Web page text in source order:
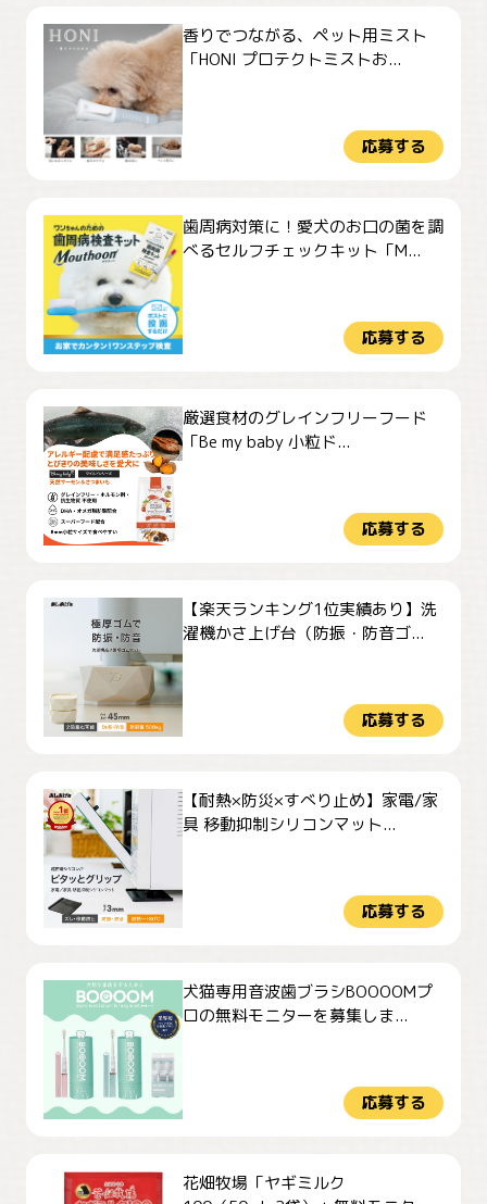
香りでつながる、ペット用ミスト
「HONI プロテクトミストお...
応募する
歯周病対策に！愛犬のお口の菌を調
べるセルフチェックキット「M...
応募する
厳選食材のグレインフリーフード
「Be my baby 小粒ド...
応募する
【楽天ランキング1位実績あり】洗
濯機かさ上げ台（防振・防音ゴ...
応募する
【耐熱×防災×すべり止め】家電/家
具 移動抑制シリコンマット...
応募する
犬猫専用音波歯ブラシBOOOOMプ
ロの無料モニターを募集しま...
応募する
花畑牧場「ヤギミルク